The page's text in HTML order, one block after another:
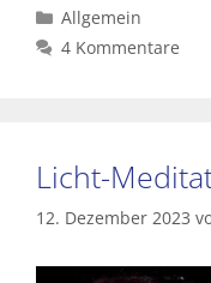
Kategorien
Allgemein
4 Kommentare
Licht-
12. Dezember 2023